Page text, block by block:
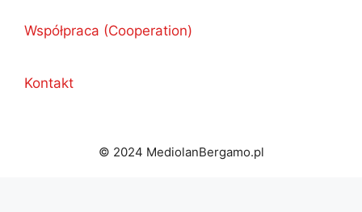
Współpraca (Cooperation)
Kontakt
© 2024 MediolanBergamo.pl